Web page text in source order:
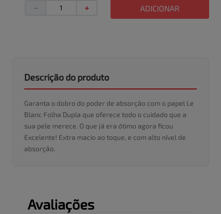
＋
－ ADICIONAR
Descrição do produto
Garanta o dobro do poder de absorção com o papel Le
Blanc Folha Dupla que oferece todo o cuidado que a
sua pele merece. O que já era ótimo agora ficou
Excelente! Extra macio ao toque, e com alto nível de
absorção.
Avaliações